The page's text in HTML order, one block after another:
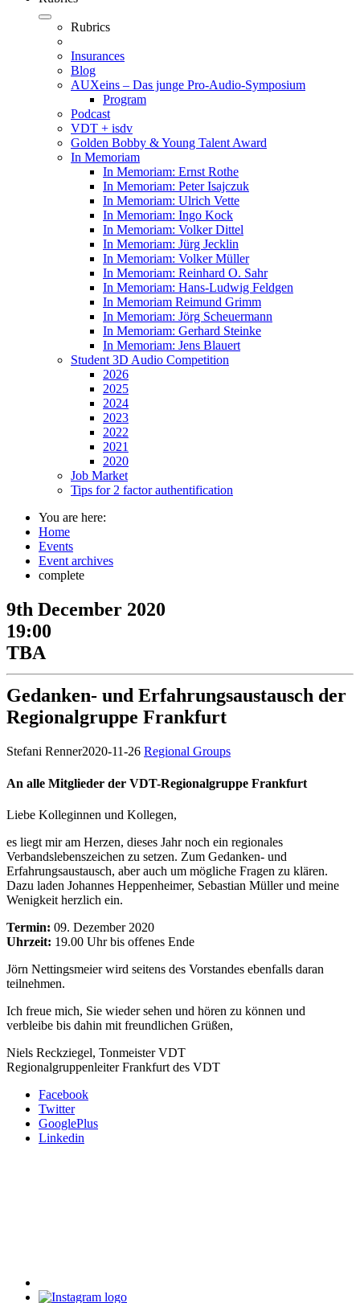
Rubrics
Insurances
Blog
AUXeins – Das junge Pro-Audio-Symposium
Program
Podcast
VDT + isdv
Golden Bobby & Young Talent Award
In Memoriam
In Memoriam: Ernst Rothe
In Memoriam: Peter Isajczuk
In Memoriam: Ulrich Vette
In Memoriam: Ingo Kock
In Memoriam: Volker Dittel
In Memoriam: Jürg Jecklin
In Memoriam: Volker Müller
In Memoriam: Reinhard O. Sahr
In Memoriam: Hans-Ludwig Feldgen
In Memoriam Reimund Grimm
In Memoriam: Jörg Scheuermann
In Memoriam: Gerhard Steinke
In Memoriam: Jens Blauert
Student 3D Audio Competition
2026
2025
2024
2023
2022
2021
2020
Job Market
Tips for 2 factor authentification
You are here:
Home
Events
Event archives
complete
9th December 2020
19:00
TBA
Gedanken- und Erfahrungsaustausch der
Regionalgruppe Frankfurt
Stefani Renner2020-11-26 Regional Groups
An alle Mitglieder der VDT-Regionalgruppe Frankfurt
Liebe Kolleginnen und Kollegen,
es liegt mir am Herzen, dieses Jahr noch ein regionales
Verbandslebenszeichen zu setzen. Zum Gedanken- und
Erfahrungsaustausch, aber auch um mögliche Fragen zu klären.
Dazu laden Johannes Heppenheimer, Sebastian Müller und meine
Wenigkeit herzlich ein.
Termin: 09. Dezember 2020
Uhrzeit: 19.00 Uhr bis offenes Ende
Jörn Nettingsmeier wird seitens des Vorstandes ebenfalls daran
teilnehmen.
Ich freue mich, Sie wieder sehen und hören zu können und
verbleibe bis dahin mit freundlichen Grüßen,
Niels Reckziegel, Tonmeister VDT
Regionalgruppenleiter Frankfurt des VDT
Facebook
Twitter
GooglePlus
Linkedin